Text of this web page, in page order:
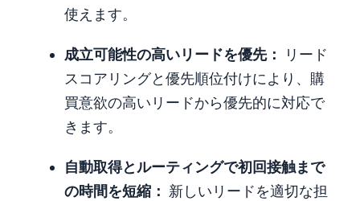
使えます。
成立可能性の高いリードを優先：
リード
スコアリングと優先順位付けにより、購
買意欲の高いリードから優先的に対応で
きます。
自動取得とルーティングで初回接触まで
の時間を短縮： 新しいリードを適切な担